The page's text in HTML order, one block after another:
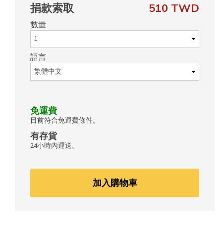
捐款索取 510 TWD
數量
語言
免運費
目前符合免運費條件。
有存貨
24小時內運送。
加入購物車